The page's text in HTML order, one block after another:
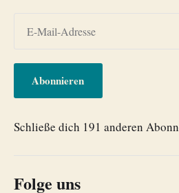
Abonnieren
Schließe dich 191 anderen
Folge uns